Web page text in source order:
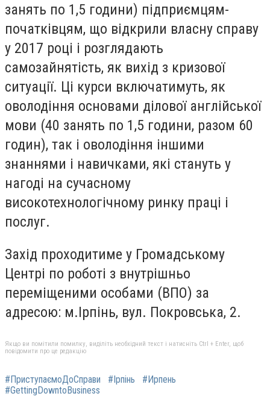
занять по 1,5 години) підприємцям-
початківцям, що відкрили власну справу
у 2017 році і розглядають
самозайнятість, як вихід з кризової
ситуації. Ці курси включатимуть, як
оволодіння основами ділової англійської
мови (40 занять по 1,5 години, разом 60
годин), так і оволодіння іншими
знаннями і навичками, які стануть у
нагоді на сучасному
високотехнологічному ринку праці і
послуг.
Захід проходитиме у Громадському
Центрі по роботі з внутрішньо
переміщеними особами (ВПО) за
адресою: м.Ірпінь, вул. Покровська, 2.
Якщо ви помітили помилку, виділіть необхідний текст і натисніть Ctrl + Enter, щоб
повідомити про це редакцію
#ПриступаємоДоСправи #Ірпінь
#Ирпень
#GettingDowntoBusiness